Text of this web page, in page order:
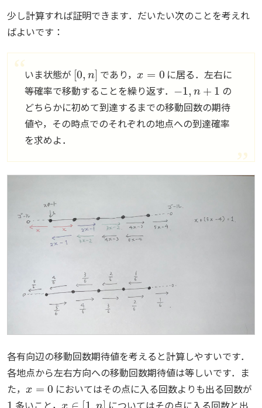
少し計算すれば証明できます．だいたい次のことを考えれ
ばよいです：
いま状態が
[ ]
であり，
に居る．左右に
等確率で移動することを繰り返す．
−1,n+ 1
の
どちらかに初めて到達するまでの移動回数の期待
値や，その時点でのそれぞれの地点への到達確率
を求めよ．
各有向辺の移動回数期待値を考えると計算しやすいです．
各地点から左右方向への移動回数期待値は等しいです．ま
た，
x=0
においてはその点に入る回数よりも出る回数が
1
多いこと，
x∈[1,n]
についてはその点に入る回数と出